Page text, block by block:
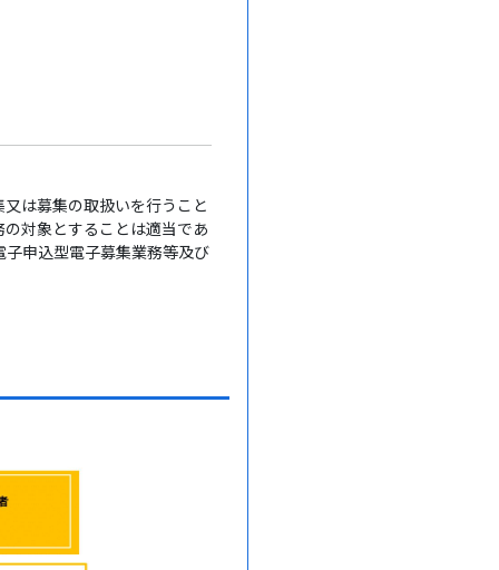
は募集の取扱いを行うこと
対象とすることは適当であ
申込型電子募集業務等及び